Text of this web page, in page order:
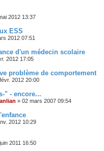
2012 13:37
ESS
2012 07:51
d'un médecin scolaire
2012 17:05
problème de comportement
2012 20:00
" - encore...
» 02 mars 2007 09:54
2012 10:29
2011 16:50